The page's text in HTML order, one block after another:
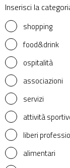
Inserisci la
shopping
food&drink
ospitalità
associazioni
servizi
attività
liberi
alimentari